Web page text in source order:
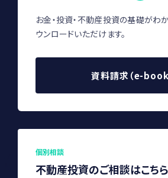
お金・投資・不動産投資の基礎がわ
ウンロードいただけます。
資料請求（e-book
個別相談
不動産投資のご相談はこちら